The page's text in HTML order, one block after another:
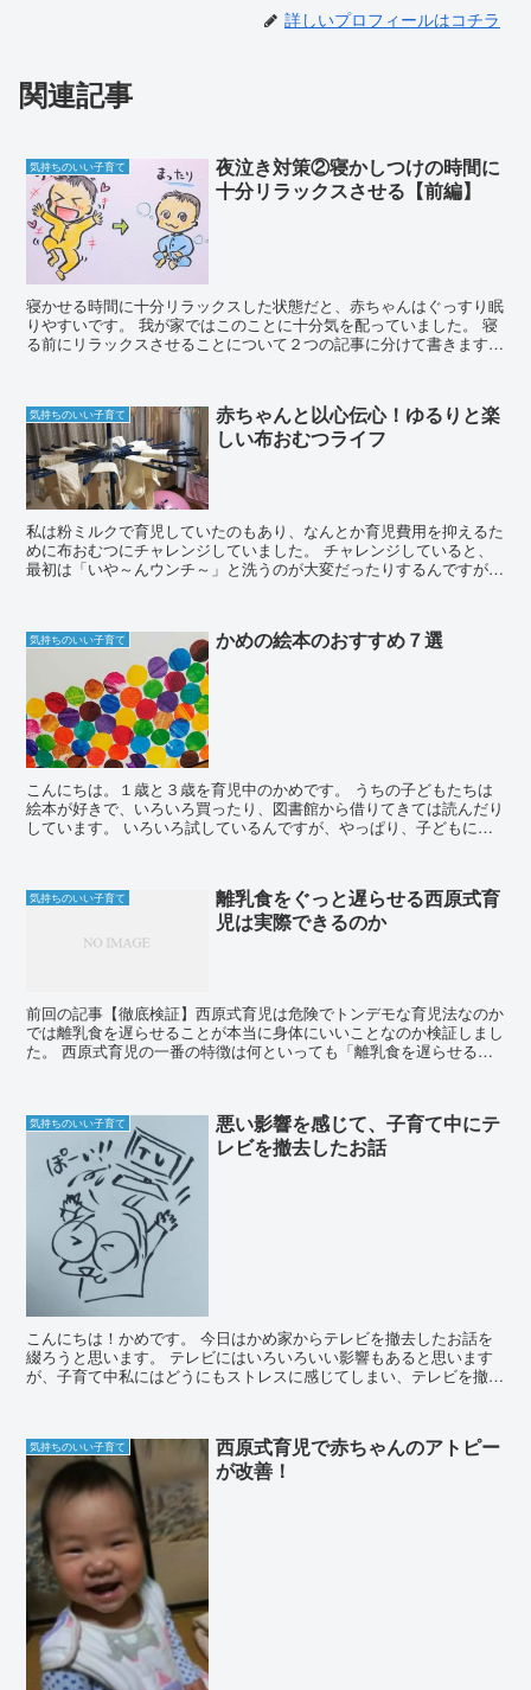
詳しいプロフィールはコチラ
関連記事
気持ちのいい子育て
夜泣き対策②寝かしつけの時間に
十分リラックスさせる【前編】
寝かせる時間に十分リラックスした状態だと、赤ちゃんはぐっすり眠
りやすいです。 我が家ではこのことに十分気を配っていました。 寝
る前にリラックスさせることについて２つの記事に分けて書きます。
気持ちのいい子育て
赤ちゃんと以心伝心！ゆるりと楽
しい布おむつライフ
私は粉ミルクで育児していたのもあり、なんとか育児費用を抑えるた
めに布おむつにチャレンジしていました。 チャレンジしていると、
最初は「いや～んウンチ～」と洗うのが大変だったりするんですが、
気持ちのいい子育て かめの絵本のおすすめ７選
こんにちは。１歳と３歳を育児中のかめです。 うちの子どもたちは
絵本が好きで、いろいろ買ったり、図書館から借りてきては読んだり
しています。 いろいろ試しているんですが、やっぱり、子どもにと
気持ちのいい子育て
離乳食をぐっと遅らせる西原式育
児は実際できるのか
前回の記事【徹底検証】西原式育児は危険でトンデモな育児法なのか
では離乳食を遅らせることが本当に身体にいいことなのか検証しまし
た。 西原式育児の一番の特徴は何といっても「離乳食を遅らせる」
気持ちのいい子育て
悪い影響を感じて、子育て中にテ
レビを撤去したお話
こんにちは！かめです。 今日はかめ家からテレビを撤去したお話を
綴ろうと思います。 テレビにはいろいろいい影響もあると思います
が、子育て中私にはどうにもストレスに感じてしまい、テレビを撤去
気持ちのいい子育て
西原式育児で赤ちゃんのアトピー
が改善！